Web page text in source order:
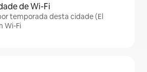
de Wi-Fi
temporada desta cidade (El
Wi-Fi